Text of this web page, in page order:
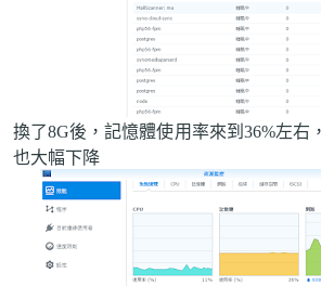
換了8G後，記憶體使用率來到36%左右
也大幅下降